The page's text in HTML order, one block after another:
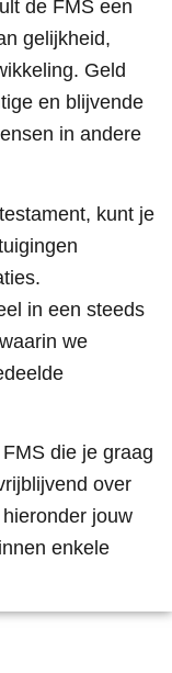
de FMS een
gelijkheid,
Geld
en blijvende
in andere
kunt je
in een steeds
we
die je graag
over
jouw
enkele